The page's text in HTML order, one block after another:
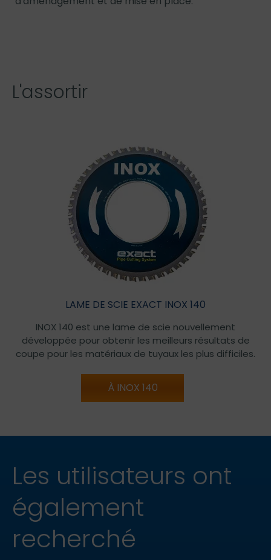
L'assortir
LAME DE SCIE EXACT INOX 140
INOX 140 est une lame de scie nouvellement
développée pour obtenir les meilleurs résultats de
coupe pour les matériaux de tuyaux les plus difficiles.
À INOX 140
Les utilisateurs ont
également
recherché